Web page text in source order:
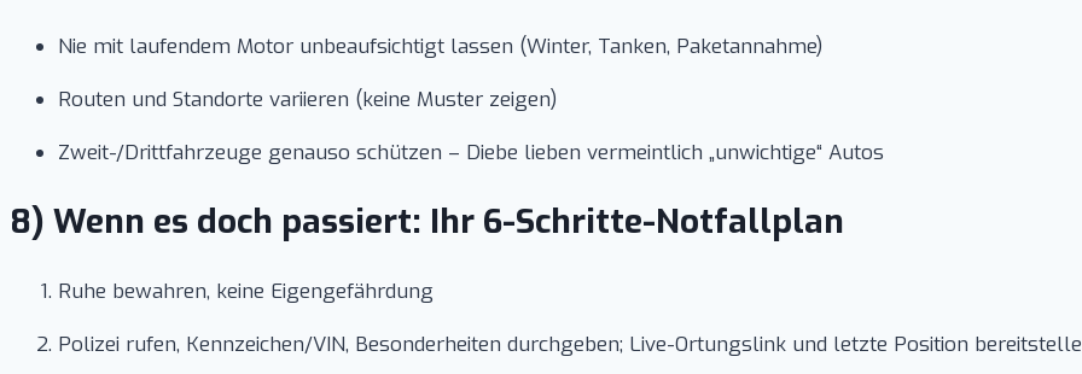
Nie mit laufendem Motor unbeaufsichtigt lassen (Winter, Tanken, Paketannahme)
Routen und Standorte variieren (keine Muster zeigen)
Zweit-/Drittfahrzeuge genauso schützen – Diebe lieben vermeintlich „unwichtige“ Autos
8) Wenn es doch passiert: Ihr 6-Schritte-Notfallplan
Ruhe bewahren, keine Eigengefährdung
Polizei rufen, Kennzeichen/VIN, Besonderheiten durchgeben; Live-Ortungslink und letzte Position